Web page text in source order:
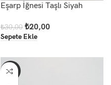
Eşarp İğnesi Taşlı Siyah
₺30,00 ₺20,00
Sepete Ekle
-33%